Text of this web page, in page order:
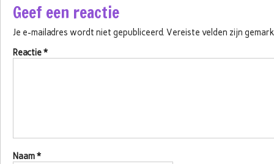
Geef een reactie
Je e-mailadres wordt niet gepubliceerd. Vereiste velden zijn
Reactie*
Naam*